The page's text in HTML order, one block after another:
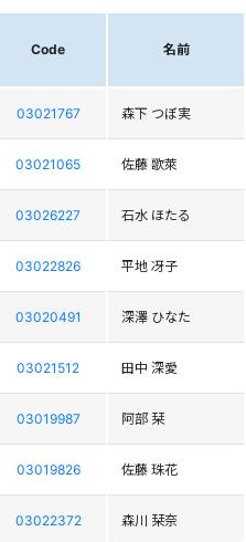
Code 名前
03021767 森下 つぼ実
03021065 佐藤 歌萊
03026227 石水 ほたる
03022826 平地 冴子
03020491 深澤 ひなた
03021512 田中 深愛
03019987 阿部 栞
03019826 佐藤 珠花
03022372 森川 栞奈